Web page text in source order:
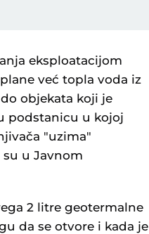
eksploatacijom
već topla voda iz
objekata koji je
podstanicu u kojoj
"uzima"
u Javnom
2 litre geotermalne
da se otvore i kada je